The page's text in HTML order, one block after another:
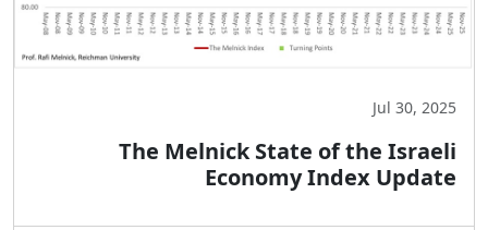
Jul 30, 2025
The Melnick State of the Israeli
Economy Index Update